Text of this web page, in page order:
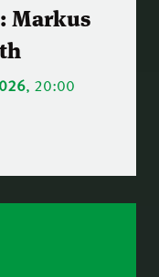
Markus
, 20:00